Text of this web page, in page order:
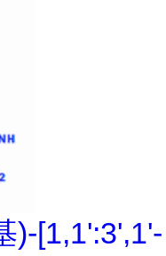
)-[1,1':3',1'-